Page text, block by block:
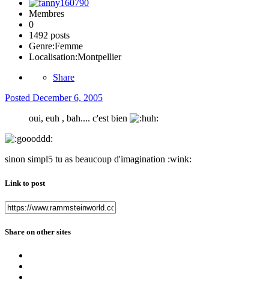
Membres
0
1492 posts
Genre:Femme
Localisation:Montpellier
Share
Posted December 6, 2005
oui, euh , bah.... c'est bien
sinon simpl5 tu as beaucoup d'imagination :wink:
Link to post
Share on other sites